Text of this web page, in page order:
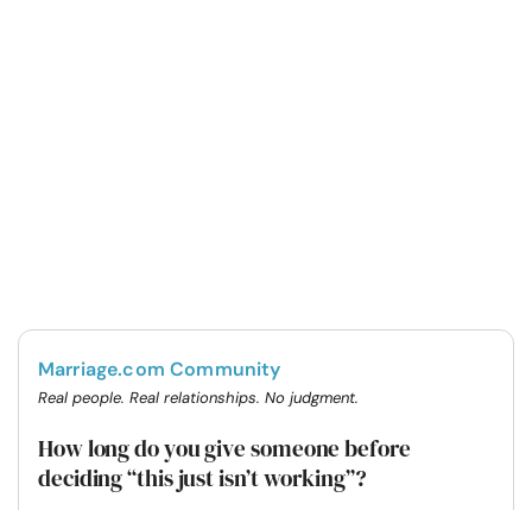
Marriage.com Community
Real people. Real relationships. No judgment.
How long do you give someone before
deciding “this just isn’t working”?